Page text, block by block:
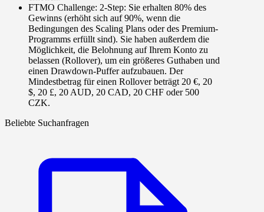
FTMO Challenge: 2-Step: Sie erhalten 80% des
Gewinns (erhöht sich auf 90%, wenn die
Bedingungen des Scaling Plans oder des Premium-
Programms erfüllt sind). Sie haben außerdem die
Möglichkeit, die Belohnung auf Ihrem Konto zu
belassen (Rollover), um ein größeres Guthaben und
einen Drawdown-Puffer aufzubauen. Der
Mindestbetrag für einen Rollover beträgt 20 €, 20
$, 20 £, 20 AUD, 20 CAD, 20 CHF oder 500
CZK.
Beliebte Suchanfragen